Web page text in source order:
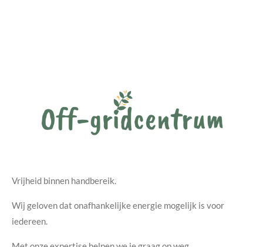
Vrijheid binnen handbereik.
Wij geloven dat onafhankelijke energie mogelijk is voor
iedereen.